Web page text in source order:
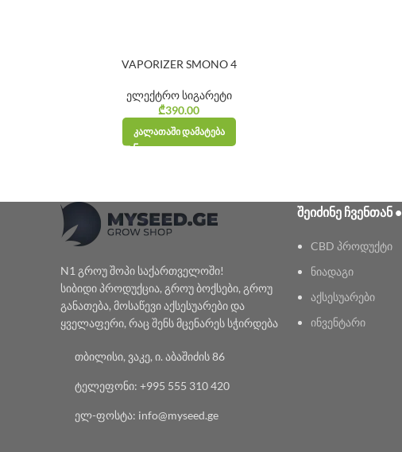
VAPORIZER SMONO 4
ელექტრო სიგარეტი
₾390.00
ᲙᲐᲚᲐᲗᲐᲨᲘ ᲓᲐᲛᲐᲢᲔᲑᲐ
N1 გროუ შოპი საქართველოში!
სიბიდი პროდუქცია, გროუ ბოქსები, გროუ
განათება, მოსაწევი აქსესუარები და
ყველაფერი, რაც შენს მცენარეს სჭირდება
თბილისი, ვაკე, ი. აბაშიძის 86
ტელეფონი: +995 555 310 420
ელ-ფოსტა: info@myseed.ge
ᲨᲔᲘᲫᲘᲜᲔ ᲩᲕᲔᲜᲗᲐᲜ •
CBD პროდუქტი
ნიადაგი
აქსესუარები
ინვენტარი